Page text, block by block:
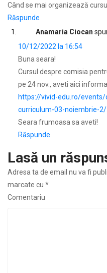
Când se mai organizează
Răspunde
Anamaria Ciocan
10/12/2022 la 16:54
Buna seara!
Cursul despre comisia
pe 24 nov., aveti aici
https://vivid-edu.ro/
curriculum-03-noiembrie-2/
Seara frumoasa sa aveti!
Răspunde
Lasă un
Adresa ta de email nu va fi
marcate cu *
Comentariu